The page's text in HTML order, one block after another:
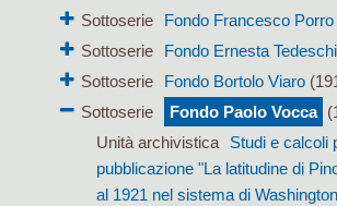
Sottoserie
Fondo Francesco Porro
Sottoserie
Fondo Ernesta
Sottoserie
Fondo Bortolo Viaro
Sottoserie
Fondo Paolo Vocca
Unità archivistica
Studi e calcoli
pubblicazione "La latitudine di
al 1921 nel sistema di